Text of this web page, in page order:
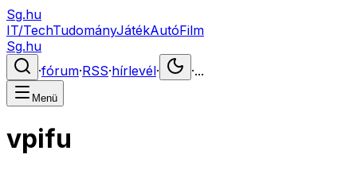
Sg.hu
IT/TechTudományJátékAutóFilm
Sg.hu
·fórum·RSS·hírlevél· ·...
Menü
vpifu